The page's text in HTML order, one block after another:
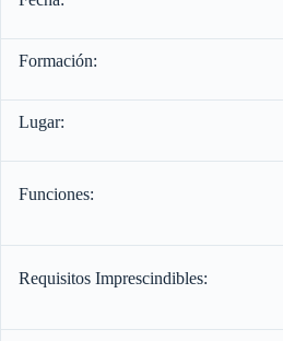
Formación:
Lugar:
Funciones:
Requisitos Imprescindibles: